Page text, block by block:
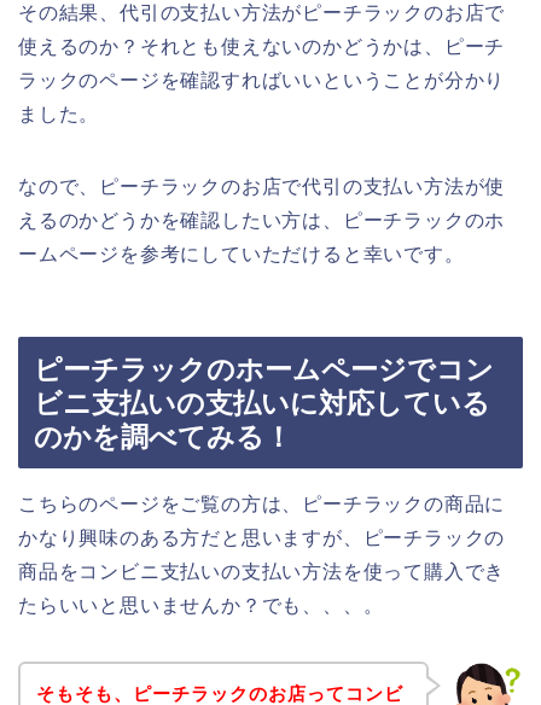
その結果、代引の支払い方法がピーチラックのお店で
使えるのか？それとも使えないのかどうかは、ピーチ
ラックのページを確認すればいいということが分かり
ました。
なので、ピーチラックのお店で代引の支払い方法が使
えるのかどうかを確認したい方は、ピーチラックのホ
ームページを参考にしていただけると幸いです。
ピーチラックのホームページでコン
ビニ支払いの支払いに対応している
のかを調べてみる！
こちらのページをご覧の方は、ピーチラックの商品に
かなり興味のある方だと思いますが、ピーチラックの
商品をコンビニ支払いの支払い方法を使って購入でき
たらいいと思いませんか？でも、、、。
そもそも、ピーチラックのお店ってコンビ